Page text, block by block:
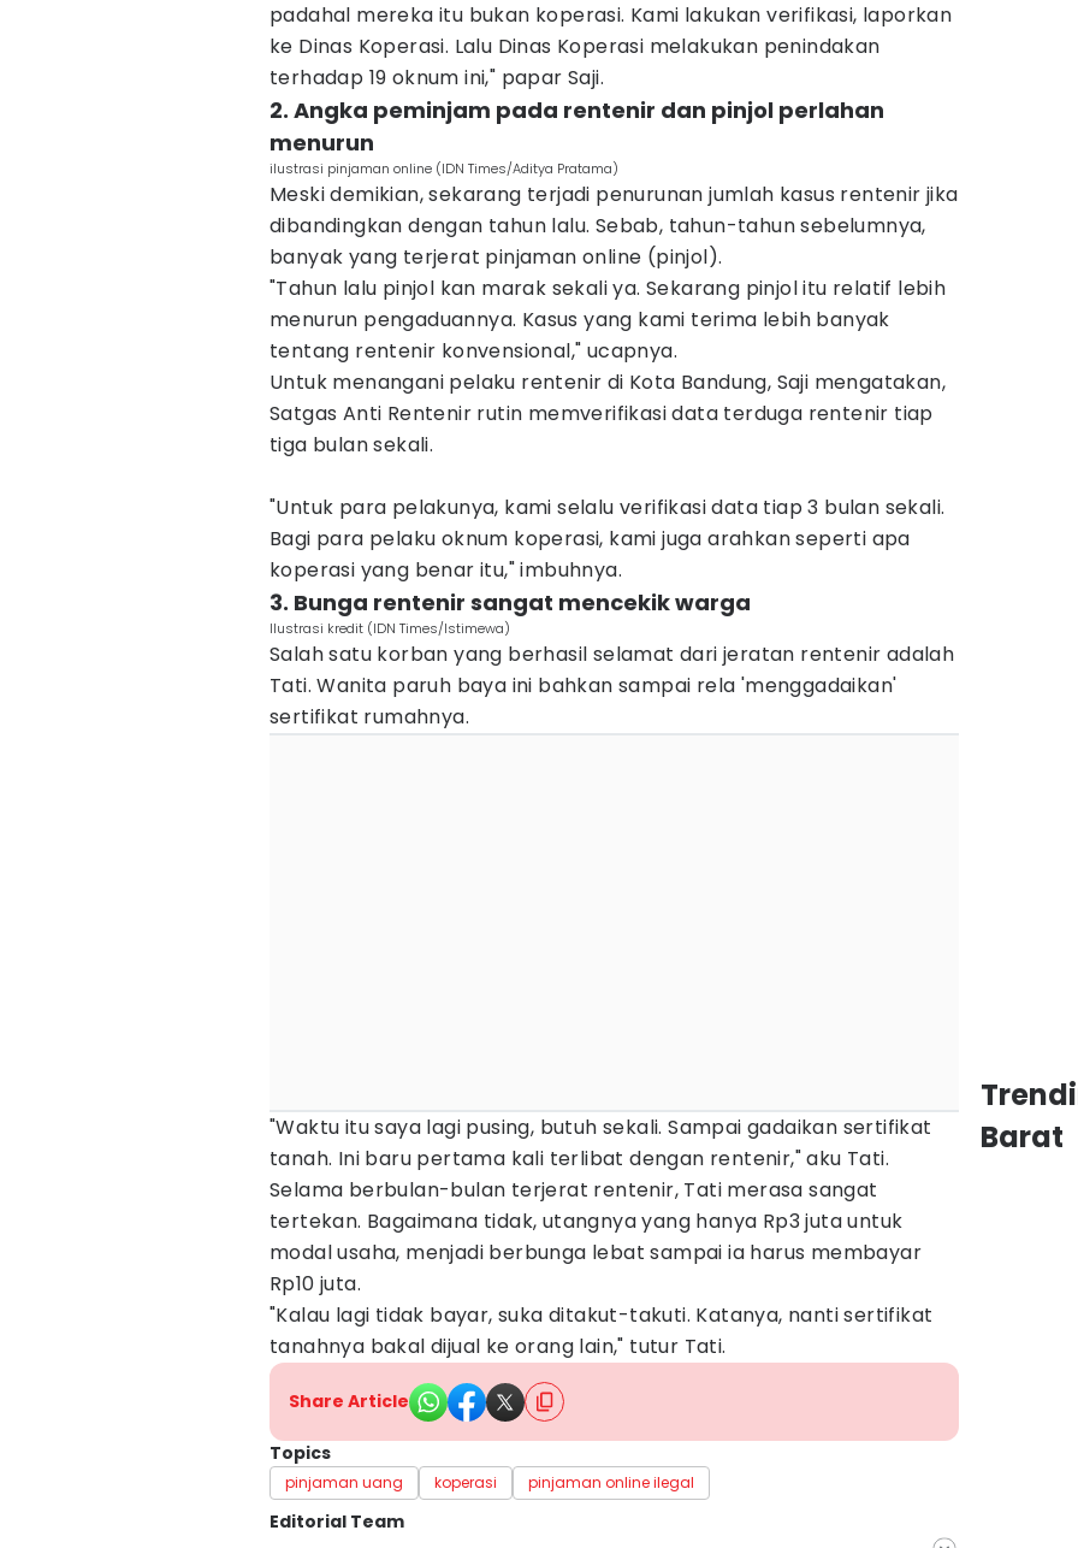
padahal mereka itu bukan koperasi. Kami lakukan verifikasi, laporkan
ke Dinas Koperasi. Lalu Dinas Koperasi melakukan penindakan
terhadap 19 oknum ini," papar Saji.
2. Angka peminjam pada rentenir dan pinjol perlahan
menurun
ilustrasi pinjaman online (IDN Times/Aditya Pratama)
Meski demikian, sekarang terjadi penurunan jumlah kasus rentenir jika
dibandingkan dengan tahun lalu. Sebab, tahun-tahun sebelumnya,
banyak yang terjerat pinjaman online (pinjol).
"Tahun lalu pinjol kan marak sekali ya. Sekarang pinjol itu relatif lebih
menurun pengaduannya. Kasus yang kami terima lebih banyak
tentang rentenir konvensional," ucapnya.
Untuk menangani pelaku rentenir di Kota Bandung, Saji mengatakan,
Satgas Anti Rentenir rutin memverifikasi data terduga rentenir tiap
tiga bulan sekali.
"Untuk para pelakunya, kami selalu verifikasi data tiap 3 bulan sekali.
Bagi para pelaku oknum koperasi, kami juga arahkan seperti apa
koperasi yang benar itu," imbuhnya.
3. Bunga rentenir sangat mencekik warga
Ilustrasi kredit (IDN Times/Istimewa)
Salah satu korban yang berhasil selamat dari jeratan rentenir adalah
Tati. Wanita paruh baya ini bahkan sampai rela 'menggadaikan'
sertifikat rumahnya.
"Waktu itu saya lagi pusing, butuh sekali. Sampai gadaikan sertifikat
tanah. Ini baru pertama kali terlibat dengan rentenir," aku Tati.
Selama berbulan-bulan terjerat rentenir, Tati merasa sangat
tertekan. Bagaimana tidak, utangnya yang hanya Rp3 juta untuk
modal usaha, menjadi berbunga lebat sampai ia harus membayar
Rp10 juta.
"Kalau lagi tidak bayar, suka ditakut-takuti. Katanya, nanti sertifikat
tanahnya bakal dijual ke orang lain," tutur Tati.
Share Article
Topics
pinjaman uang koperasi pinjaman online ilegal
Editorial Team
Barat